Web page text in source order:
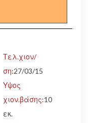
Τελ.χιον/
ση:27/03/15
Υψος
χιον.βάσης:10
εκ.